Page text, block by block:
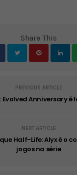
Share This
PREVIOUS ARTICLE
Anniversary é
NEXT ARTICLE
Half-Life: Alyx é o
jogos na série